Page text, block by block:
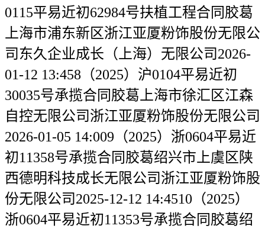
0115平易近初62984号扶植工程合同胶葛
上海市浦东新区浙江亚厦粉饰股份无限公
司东久企业成长（上海）无限公司2026-
01-12 13:458（2025）沪0104平易近初
30035号承揽合同胶葛上海市徐汇区江森
自控无限公司浙江亚厦粉饰股份无限公司
2026-01-05 14:009（2025）浙0604平易近
初11358号承揽合同胶葛绍兴市上虞区陕
西德明科技成长无限公司浙江亚厦粉饰股
份无限公司2025-12-12 14:4510（2025）
浙0604平易近初11353号承揽合同胶葛绍